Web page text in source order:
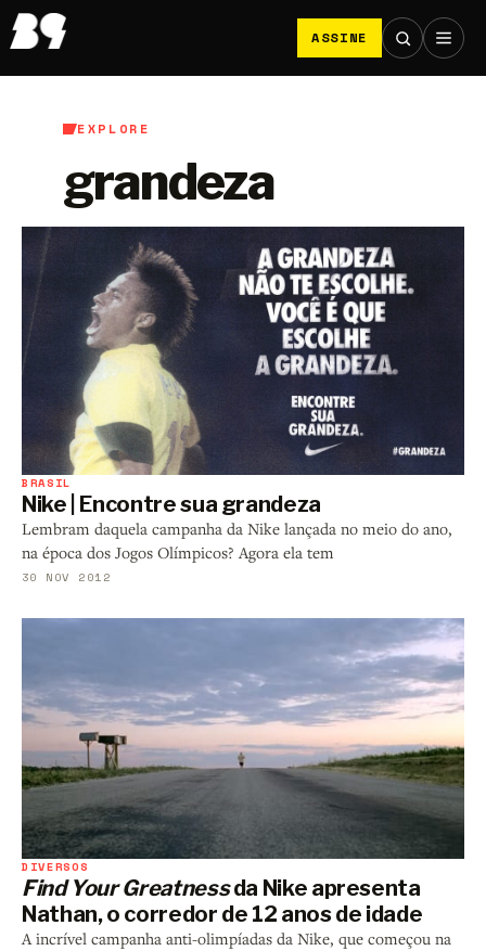
ASSINE
EXPLORE
grandeza
BRASIL
Nike | Encontre sua grandeza
Lembram daquela campanha da Nike lançada no meio do ano,
na época dos Jogos Olímpicos? Agora ela tem
30 NOV 2012
DIVERSOS
Find Your Greatnessda Nike apresenta
Nathan, o corredor de 12 anos de idade
A incrível campanha anti-olimpíadas da Nike, que começou na